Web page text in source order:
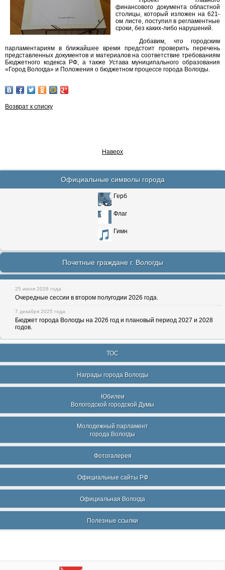
финансового документа областной
столицы, который изложен на 621-
ом листе, поступил в регламентные
сроки, без каких-либо нарушений.
Добавим, что городским
парламентариям в ближайшее время предстоит проверить перечень
представленных документов и материалов на соответствие требованиям
Бюджетного кодекса РФ, а также Устава муниципального образования
«Город Вологда» и Положения о бюджетном процессе города Вологды.
Возврат к списку
Наверх
Официальные символы города
Герб
Флаг
Гимн
Почетные граждане г. Вологды
25 июня 2026 года
Очередные сессии в втором полугодии 2026 года.
7 декабря 2025 года
Бюджет города Вологды на 2026 год и плановый период 2027 и 2028
годов.
ТОС
Награды города Вологды
Юбилеи
Вологодской городской Думы
Молодежный парламент
города Вологды
Фотогалерея
Официальные сайты РФ
Официальная Вологда
Полезные ссылки